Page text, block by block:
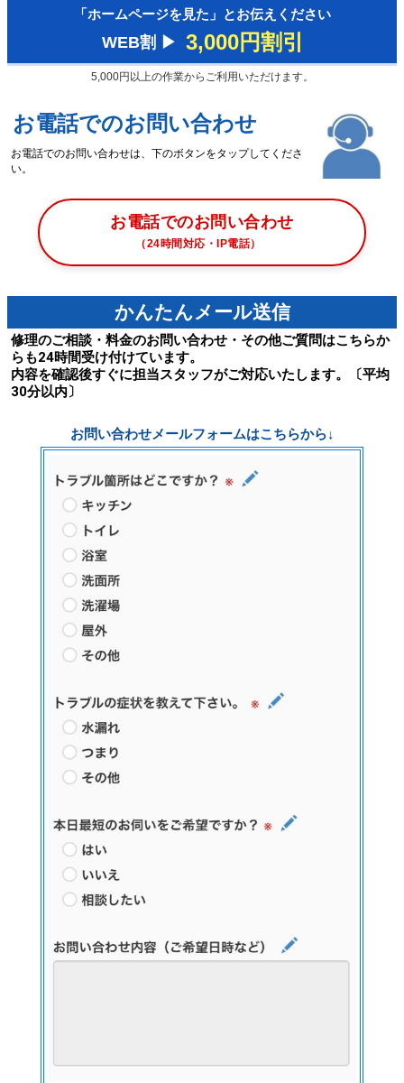
「ホームページを見た」とお伝えください
WEB割 ▶︎ 3,000円割引
5,000円以上の作業からご利用いただけます。
お電話でのお問い合わせ
お電話でのお問い合わせは、下のボタンをタップしてくださ
い。
お電話でのお問い合わせ
（24時間対応・IP電話）
かんたんメール送信
修理のご相談・料金のお問い合わせ・その他ご質問はこちらか
らも24時間受け付けています。
内容を確認後すぐに担当スタッフがご対応いたします。〔平均
30分以内〕
お問い合わせメールフォームはこちらから↓